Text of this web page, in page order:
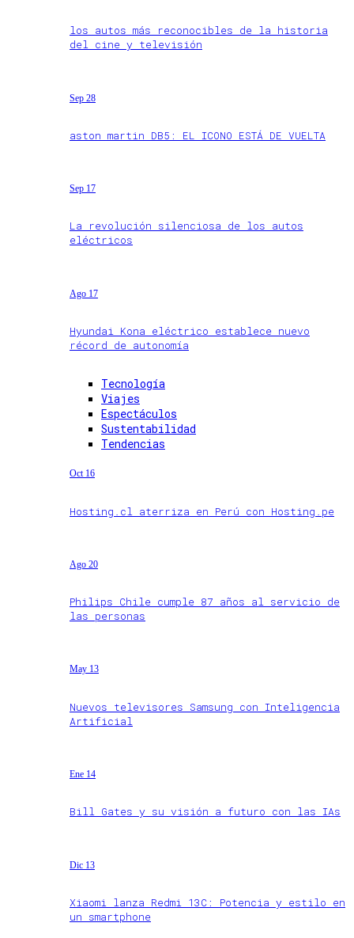
los autos más reconocibles de la historia
del cine y televisión
Sep 28
aston martin DB5: EL ICONO ESTÁ DE VUELTA
Sep 17
La revolución silenciosa de los autos
eléctricos
Ago 17
Hyundai Kona eléctrico establece nuevo
récord de autonomía
Tecnología
Viajes
Espectáculos
Sustentabilidad
Tendencias
Oct 16
Hosting.cl aterriza en Perú con Hosting.pe
Ago 20
Philips Chile cumple 87 años al servicio de
las personas
May 13
Nuevos televisores Samsung con Inteligencia
Artificial
Ene 14
Bill Gates y su visión a futuro con las IAs
Dic 13
Xiaomi lanza Redmi 13C: Potencia y estilo en
un smartphone